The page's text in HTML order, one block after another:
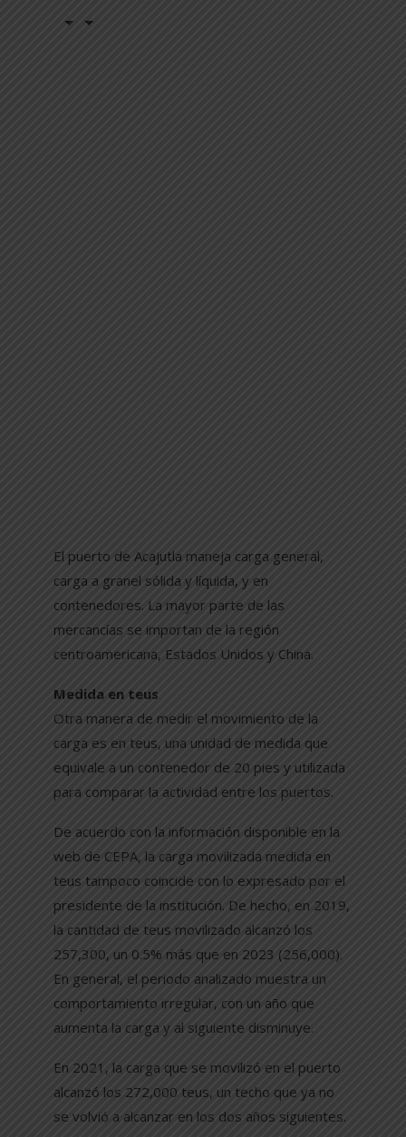
El puerto de Acajutla maneja carga general,
carga a granel sólida y líquida, y en
contenedores. La mayor parte de las
mercancías se importan de la región
centroamericana, Estados Unidos y China.
Medida en teus
Otra manera de medir el movimiento de la
carga es en teus, una unidad de medida que
equivale a un contenedor de 20 pies y utilizada
para comparar la actividad entre los puertos.
De acuerdo con la información disponible en la
web de CEPA, la carga movilizada medida en
teus tampoco coincide con lo expresado por el
presidente de la institución. De hecho, en 2019,
la cantidad de teus movilizado alcanzó los
257,300, un 0.5% más que en 2023 (256,000).
En general, el periodo analizado muestra un
comportamiento irregular, con un año que
aumenta la carga y al siguiente disminuye.
En 2021, la carga que se movilizó en el puerto
alcanzó los 272,000 teus, un techo que ya no
se volvió a alcanzar en los dos años siguientes.